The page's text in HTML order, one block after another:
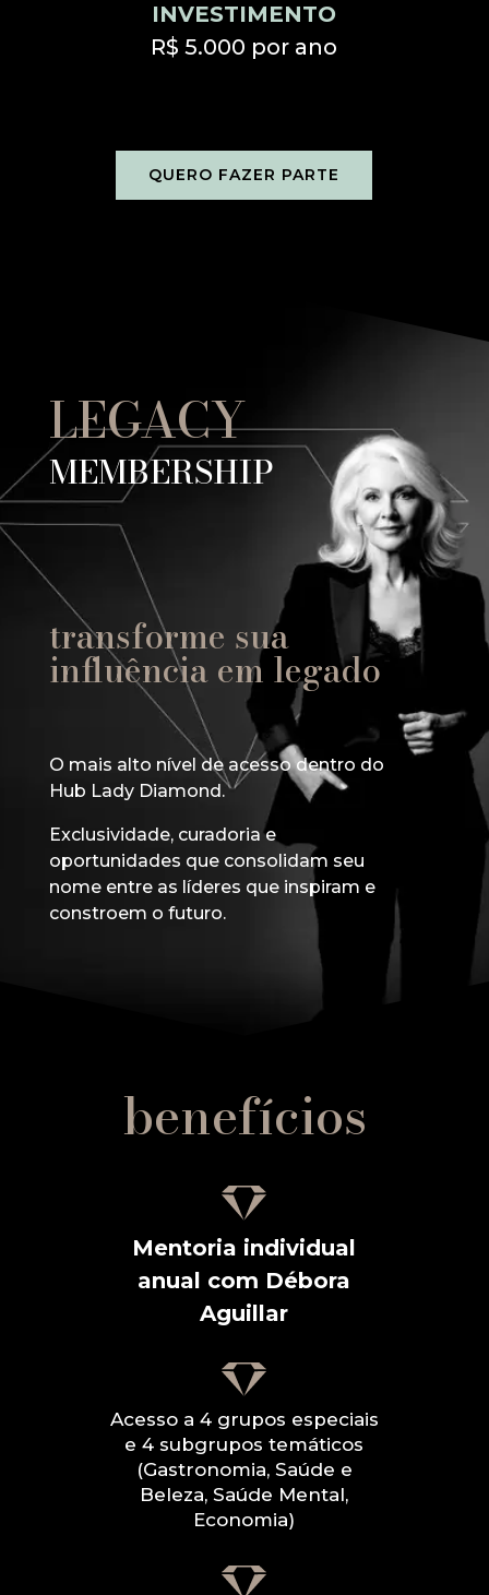
INVESTIMENTO
R$ 5.000 por ano
QUERO FAZER PARTE
LEGACY
MEMBERSHIP
transforme sua
influência em legado
O mais alto nível de acesso dentro do
Hub Lady Diamond.
Exclusividade, curadoria e
oportunidades que consolidam seu
nome entre as líderes que inspiram e
constroem o futuro.
benefícios
Mentoria individual
anual com Débora
Aguillar
Acesso a 4 grupos especiais
e 4 subgrupos temáticos
(Gastronomia, Saúde e
Beleza, Saúde Mental,
Economia)